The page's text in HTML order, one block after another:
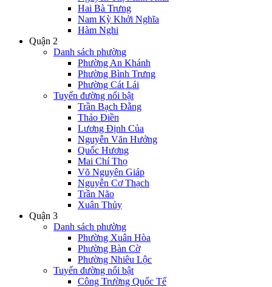
Hai Bà Trưng
Nam Kỳ Khởi Nghĩa
Hàm Nghi
Quận 2
Danh sách phường
Phường An Khánh
Phường Bình Trưng
Phường Cát Lái
Tuyến đường nổi bật
Trần Bạch Đằng
Thảo Điền
Lương Định Của
Nguyễn Văn Hưởng
Quốc Hương
Mai Chí Thọ
Võ Nguyên Giáp
Nguyễn Cơ Thạch
Trần Não
Xuân Thủy
Quận 3
Danh sách phường
Phường Xuân Hòa
Phường Bàn Cờ
Phường Nhiêu Lộc
Tuyến đường nổi bật
Công Trường Quốc Tế